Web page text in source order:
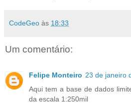
CodeGeo às 18:33
Um comentário:
Felipe Monteiro 23 de janeiro
Aqui tem a base de dados
da escala 1:250mil